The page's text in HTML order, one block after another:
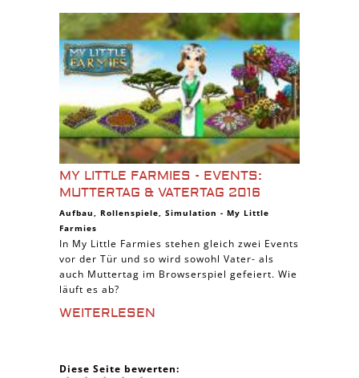
MY LITTLE FARMIES - EVENTS:
MUTTERTAG & VATERTAG 2016
Aufbau, Rollenspiele, Simulation - My Little
Farmies
In My Little Farmies stehen gleich zwei Events
vor der Tür und so wird sowohl Vater- als
auch Muttertag im Browserspiel gefeiert. Wie
läuft es ab?
WEITERLESEN
Diese Seite bewerten: